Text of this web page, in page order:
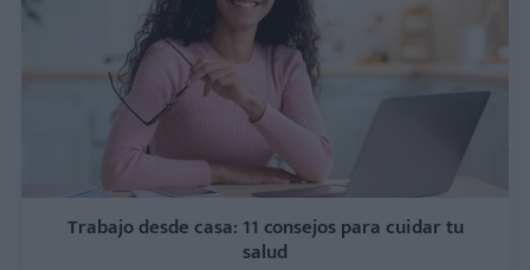
Trabajo desde casa: 11 consejos para cuidar tu
salud